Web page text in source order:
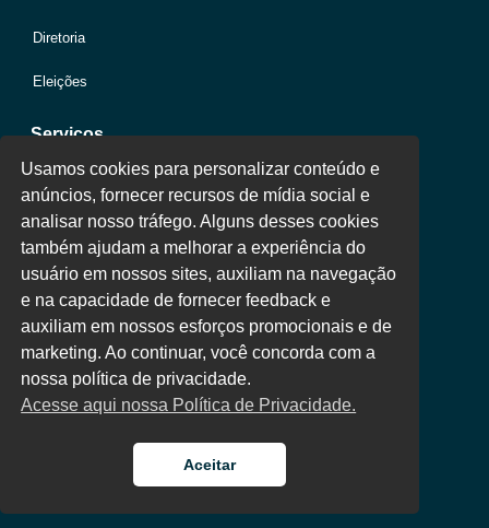
Diretoria
Eleições
Serviços
Jurídico
Oportunidades
Clube de Vantagens
Área Colaborador
Usamos cookies para personalizar conteúdo e
anúncios, fornecer recursos de mídia social e
analisar nosso tráfego. Alguns desses cookies
também ajudam a melhorar a experiência do
usuário em nossos sites, auxiliam na navegação
e na capacidade de fornecer feedback e
auxiliam em nossos esforços promocionais e de
marketing. Ao continuar, você concorda com a
nossa política de privacidade.
Acesse aqui nossa Política de Privacidade.
Aceitar